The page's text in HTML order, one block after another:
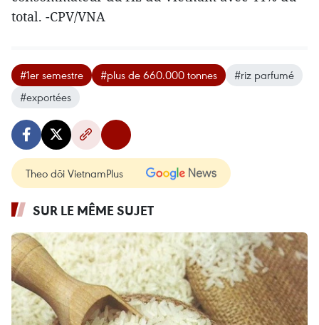
total. -CPV/VNA
#1er semestre #plus de 660.000 tonnes
#riz parfumé
#exportées
Theo dõi VietnamPlus
SUR LE MÊME SUJET